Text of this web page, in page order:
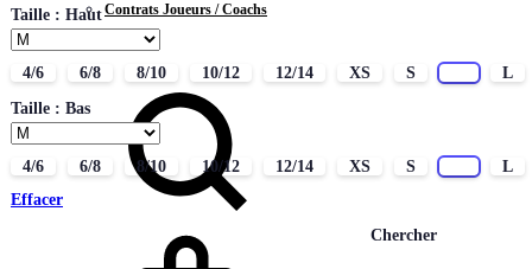
Contrats Joueurs / Coachs
CONTACT
Chercher
Taille : Haut
4/6 6/8 8/10 10/12 12/14 XS S
L
Taille : Bas
4/6 6/8 8/10 10/12 12/14 XS S
L
Effacer